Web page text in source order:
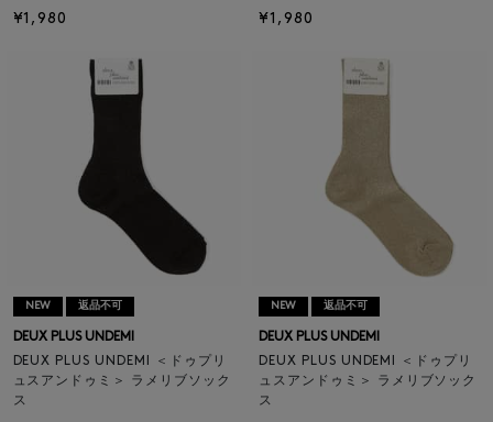
¥1,980 ¥1,980
NEW 返品不可
DEUX PLUS UNDEMI
DEUX PLUS UNDEMI ＜ドゥプリ
ュスアンドゥミ＞ ラメリブソック
ス
NEW 返品不可
DEUX PLUS UNDEMI
DEUX PLUS UNDEMI ＜ドゥプリ
ュスアンドゥミ＞ ラメリブソック
ス